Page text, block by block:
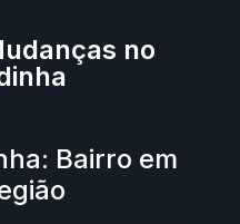
no
Bairro em